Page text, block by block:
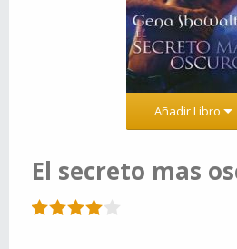
Añadir Libro
El secreto mas